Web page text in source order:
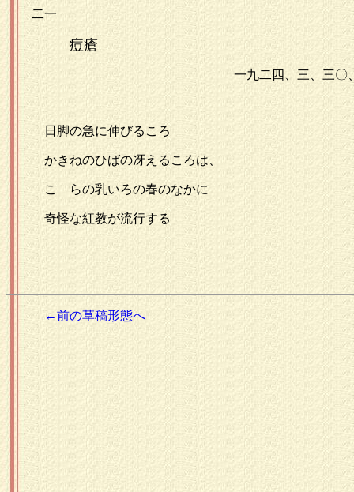
二一
痘瘡
一九二四、三、三〇
日脚の急に伸びるころ
かきねのひばの冴えるころは、
こゝらの乳いろの春のなかに
奇怪な紅教が流行する
←前の草稿形態へ